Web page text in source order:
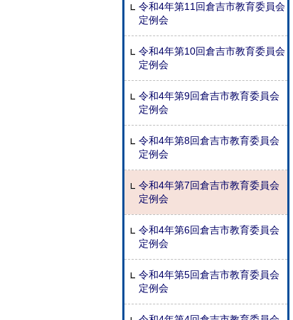
令和4年第11回倉吉市教育委員会
定例会
令和4年第10回倉吉市教育委員会
定例会
令和4年第9回倉吉市教育委員会
定例会
令和4年第8回倉吉市教育委員会
定例会
令和4年第7回倉吉市教育委員会
定例会
令和4年第6回倉吉市教育委員会
定例会
令和4年第5回倉吉市教育委員会
定例会